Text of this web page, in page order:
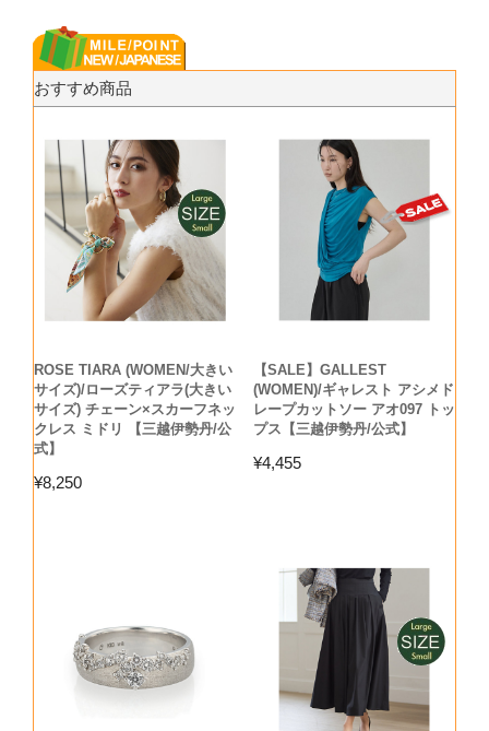
おすすめ商品
ROSE TIARA (WOMEN/大きい
サイズ)/ローズティアラ(大きい
サイズ) チェーン×スカーフネッ
クレス ミドリ 【三越伊勢丹/公
式】
¥8,250
【SALE】GALLEST
(WOMEN)/ギャレスト アシメド
レープカットソー アオ097 トッ
プス【三越伊勢丹/公式】
¥4,455